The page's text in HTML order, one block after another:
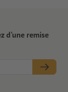
d'une remise